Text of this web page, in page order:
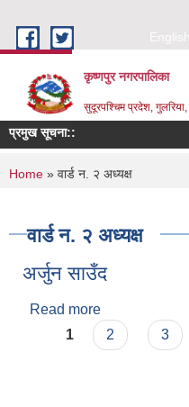
English
कृष्णपुर नगरपालिका
सुदूरपश्चिम प्रदेश,
प्रमुख सूचना::
You are here
Home » वार्ड न. २ अध्यक्ष
वार्ड न. २ अध्यक्ष
अर्जुन साउँद
Read more
Pages
1 2 3